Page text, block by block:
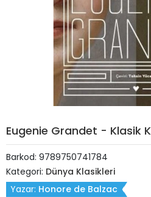
Eugenie Grandet - Klasik
Barkod: 9789750741784
Kategori: Dünya Klasikleri
Yazar: Honore de Balzac